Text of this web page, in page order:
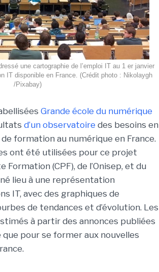
une cartographie de l’emploi IT au 1 er janvier
IT disponible en France. (Crédit photo : Nikolaygh
/Pixabay)
Grande école du numérique
d’un observatoire des besoins en
formation au numérique en France.
ont été utilisées pour ce projet
Formation (CPF), de l’Onisep, et du
lieu à une représentation
IT, avec des graphiques de
de tendances et d’évolution. Les
à partir des annonces publiées
que pour se former aux nouvelles